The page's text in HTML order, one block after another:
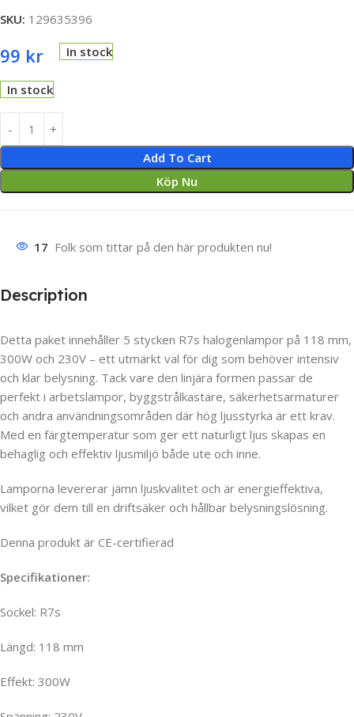
SKU: 129635396
99 kr In stock
In stock
Add To Cart
Köp Nu
17 Folk som tittar på den här produkten nu!
Description
Detta paket innehåller 5 stycken R7s halogenlampor på 118 mm,
300W och 230V – ett utmärkt val för dig som behöver intensiv
och klar belysning. Tack vare den linjära formen passar de
perfekt i arbetslampor, byggstrålkastare, säkerhetsarmaturer
och andra användningsområden där hög ljusstyrka är ett krav.
Med en färgtemperatur som ger ett naturligt ljus skapas en
behaglig och effektiv ljusmiljö både ute och inne.
Lamporna levererar jämn ljuskvalitet och är energieffektiva,
vilket gör dem till en driftsäker och hållbar belysningslösning.
Denna produkt är CE-certifierad
Specifikationer:
Sockel: R7s
Längd: 118 mm
Effekt: 300W